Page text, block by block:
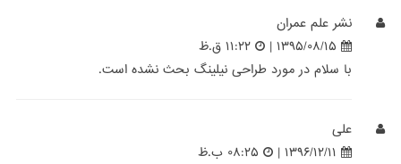
نشر علم عمران
۱۳۹۵/۰۸/۱۵ |
۱۱:۲۲ ق.ظ
با سلام در مورد طراحی نیلینگ بحث نشده است.
علی
۱۳۹۶/۱۲/۱۱ |
۰۸:۲۵ ب.ظ